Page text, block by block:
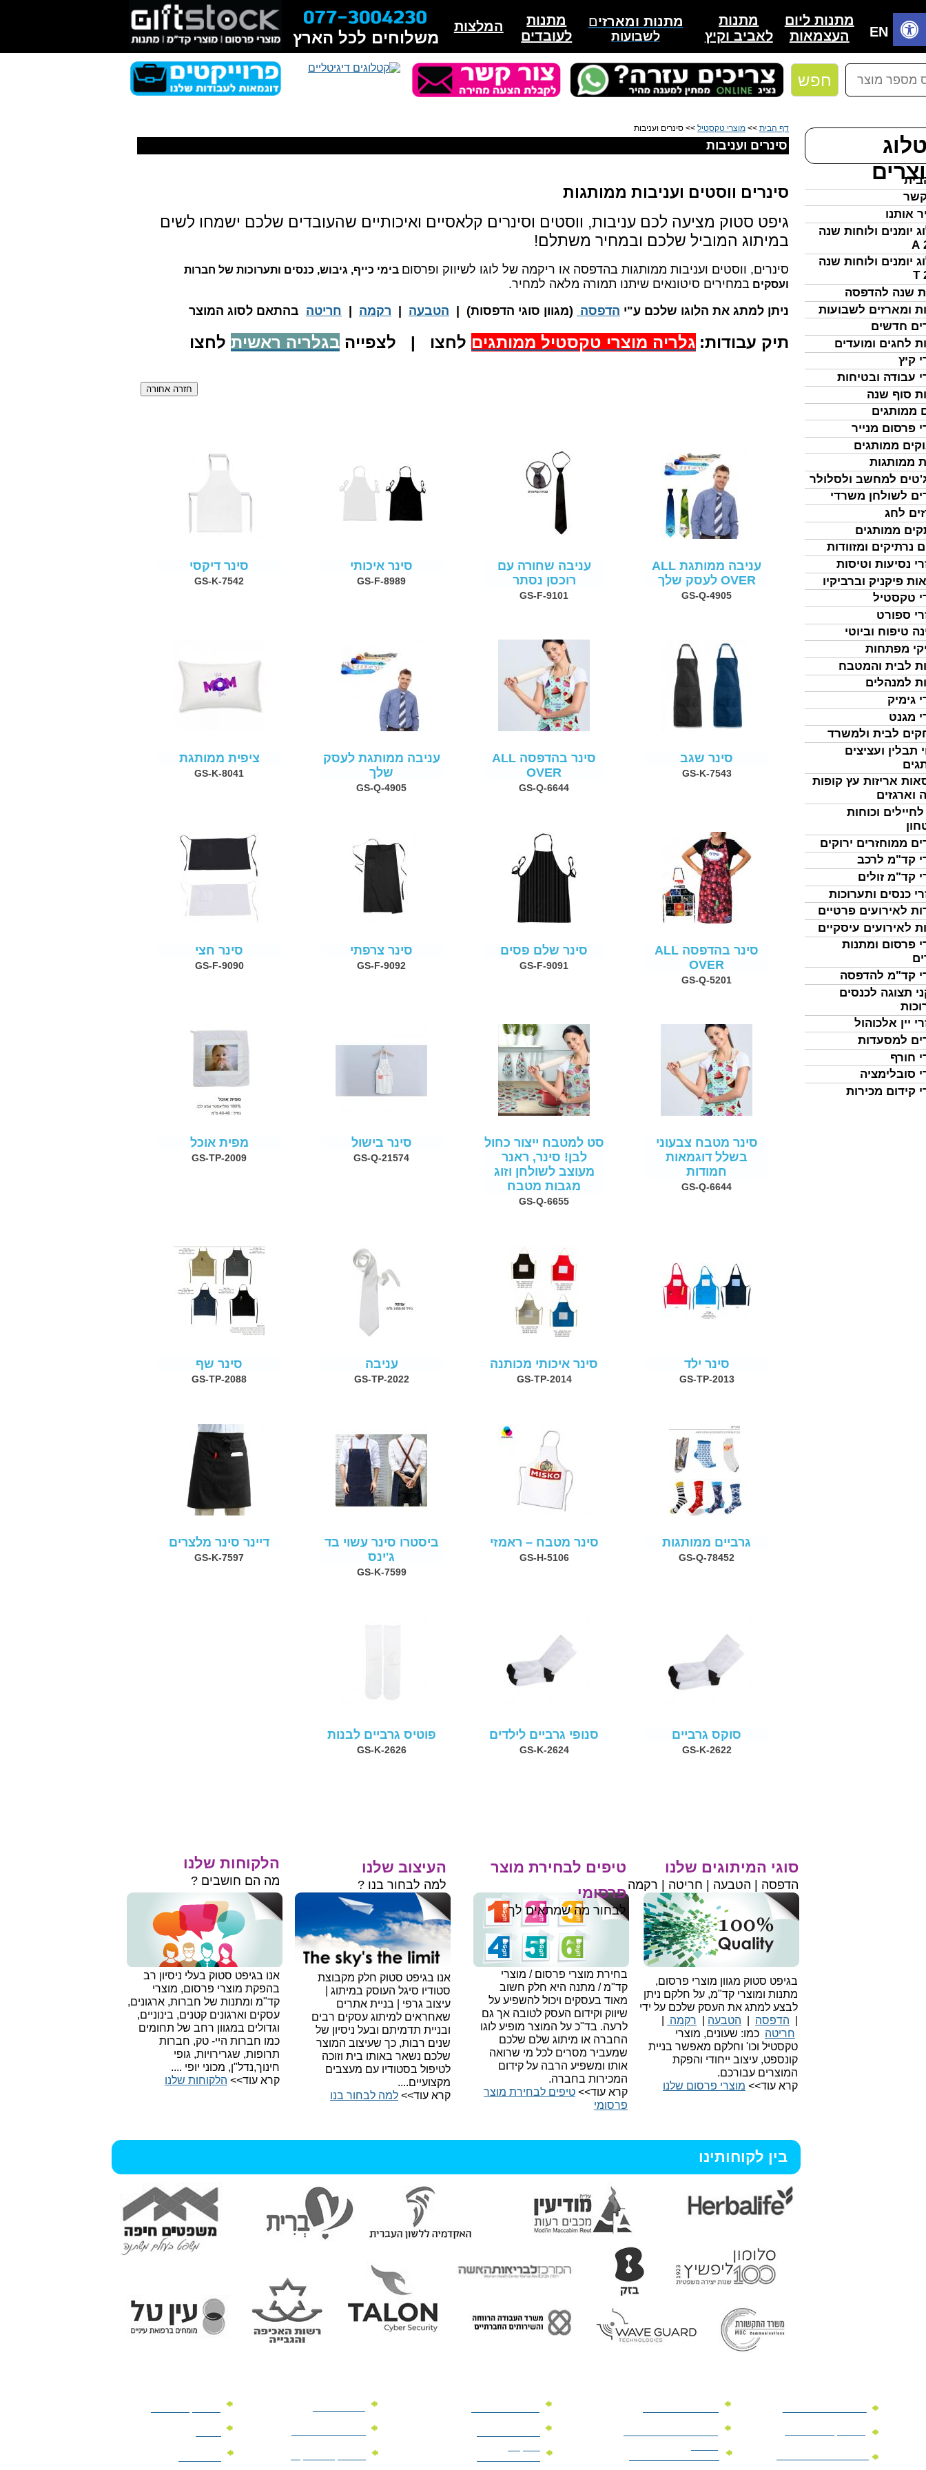
חפש
אותנו
יומנים ולוחות שנה
יומנים ולוחות שנה
שנה להדפסה
ומארזים לשבועות
חדשים
לחגים ומועדים
קיץ
עבודה ובטיחות
סוף שנה
ממותגים
פרסום מנייר
ממותגים
ממותגות
למחשב ולסלולר
לשולחן משרדי
לחג
ממותגים
נרתיקים ומזוודות
נסיעות וטיסות
פיקניק וברביקיו
טקסטיל
ספורט
טיפוח וביוטי
מפתחות
לבית והמטבח
למנהלים
גימיק
מגנט
לבית ולמשרד
תבלין ועציצים
אריזות עץ קופות
וארגזים
לחיילים וכוחות
ממוחזרים ירוקים
קד"מ לרכב
קד"מ זולים
כנסים ותערוכות
לאירועים פרטיים
לאירועים עיסקיים
פרסום ומתנות
קד"מ להדפסה
תצוגה לכנסים
יין אלכוהול
למסעדות
חורף
סובלימציה
קידום מכירות
EN
מתנות
לאביב וקיץ
המלצות
מתנות
לעובדים
מתנות ומארזים
לשבועות
מתנות ליום
העצמאות
משלוחים לכל הארץ
דף הבית >> מוצרי טקסטיל >> סינרים ועניבות
סינרים ועניבות
סינרים ווסטים ועניבות ממותגות
גיפט סטוק מציעה לכם עניבות, ווסטים וסינרים קלאסיים ואיכותיים שהעובדים שלכם ישמחו לשים
במיתוג המוביל שלכם ובמחיר משתלם!
סינרים, ווסטים ועניבות ממותגות בהדפסה או ריקמה של לוגו לשיווק ופרסום בימי כייף, גיבוש, כנסים ותערוכות של חברות
ועסקים במחירים סיטונאים שיתנו תמורה מלאה למחיר.
​ניתן למתג את הלוגו שלכם ע"י הדפסה (מגוון סוגי הדפסות) | הטבעה רקמה חריטה בהתאם לסוג המוצר
תיק עבודות: גלריה מוצרי טקסטיל ממותגים לחצו | לצפייה בגלריה ראשית לחצו
עניבה ממותגת ALL
OVER לעסק שלך
GS-Q-4905
עניבה שחורה עם
רוכסן נסתר
GS-F-9101
סינר איכותי
GS-F-8989
סינר דיקסי
GS-K-7542
סינר שגב
GS-K-7543
סינר בהדפסה ALL
OVER
GS-Q-6644
עניבה ממותגת לעסק
שלך
GS-Q-4905
ציפית ממותגת
GS-K-8041
סינר בהדפסה ALL
OVER
GS-Q-5201
סינר שלם פסים
GS-F-9091
סינר צרפתי
GS-F-9092
סינר חצי
GS-F-9090
סינר מטבח צבעוני
בשלל דוגמאות
חמודות
GS-Q-6644
סט למטבח ייצור כחול
לבן! סינר, ראנר
מעוצב לשולחן וזוג
מגבות מטבח
GS-Q-6655
סינר בישול
GS-Q-21574
מפית אוכל
GS-TP-2009
סינר ילד
GS-TP-2013
סינר איכותי מכותנה
GS-TP-2014
עניבה
GS-TP-2022
סינר שף
GS-TP-2088
גרביים ממותגות
GS-Q-78452
סינר מטבח – ראמזי
GS-H-5106
ביסטרו סינר עשוי בד
ג'ינס
GS-K-7599
דיינר סינר מלצרים
GS-K-7597
סוקס גרביים
GS-K-2622
סנופי גרביים לילדים
GS-K-2624
פוטיס גרביים לבנות
GS-K-2626
אנו בגיפט סטוק חלק מקבוצת
סטודיו סיגל העוסק במיתוג |
עיצוב גרפי | בניית אתרים
שאחראים למיתוג עסקים רבים
ובניית תדמיתם ובעל ניסיון של
שנים רבות, כך שעיצוב המוצר
שלכם נשאר באותו בית וזוכה
לטיפול בסטודיו עם מעצבים
מקצועיים....
קרא עוד>> למה לבחור בנו​
בגיפט סטוק מגוון מוצרי פרסום,
מתנות ומוצרי קד"מ, על חלקם ניתן
לבצע למתג את העסק שלכם על ידי
הדפסה הטבעה רקמה
חריטה כמו: שעונים, מוצרי
טקסטיל וכו' וחלקם מאפשר בניית
קונספט, עיצוב ייחודי והפקת
המוצרים עבורכם.
קרא עוד>> מוצרי פרסום שלנו
אנו בגיפט סטוק בעלי ניסיון רב
בהפקת מוצרי פרסום, מוצרי
קד"מ ומתנות של חברות, ארגונים,
עסקים וארגונים קטנים, בינוניים,
וגדולים במגוון רחב של תחומים
כמו חברות היי- טק, חברות
תרופות, שגרירויות, גופי
חינוך,נדל"ן, מכוני יופי ....
קרא עוד>> הלקוחות שלנו
בחירת מוצרי פרסום / מוצרי
קד"מ / מתנה היא חלק חשוב
מאוד בעסקים ויכול להשפיע על
שיווק וקידום העסק לטובה אך גם
לרעה. בד"כ על המוצר מופיע לוגו
החברה או מיתוג שלם שלכם
שמעביר מסרים לכל מי שרואה
אותו ומשפיע הרבה על קידום
המכירות בחברה.
קרא עוד>> טיפים לבחירת מוצר
פרסומי
טיפים לבחירת מוצר
פרסומי
לבחור מה שמתאים לך
העיצוב שלנו
למה לבחור בנו ?
סוגי המיתוגים שלנו
הדפסה | הטבעה | חריטה | רקמה
הלקוחות שלנו
מה הם חושבים ?
בין לקוחותינו